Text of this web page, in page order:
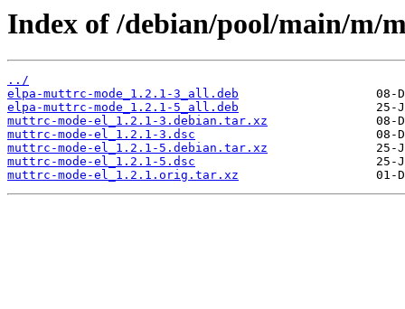
Index of /debian/pool/main/m/
../
elpa-muttrc-mode_1.2.1-3_all.deb
elpa-muttrc-mode_1.2.1-5_all.deb
muttrc-mode-el_1.2.1-3.debian.tar.xz
muttrc-mode-el_1.2.1-3.dsc
muttrc-mode-el_1.2.1-5.debian.tar.xz
muttrc-mode-el_1.2.1-5.dsc
muttrc-mode-el_1.2.1.orig.tar.xz